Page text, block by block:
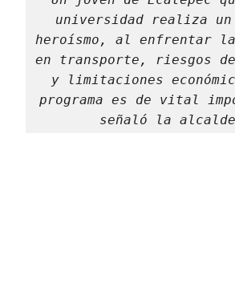
universidad realiza un
heroísmo, al enfrentar
en transporte, riesgos
y limitaciones
programa es de vital
señaló la